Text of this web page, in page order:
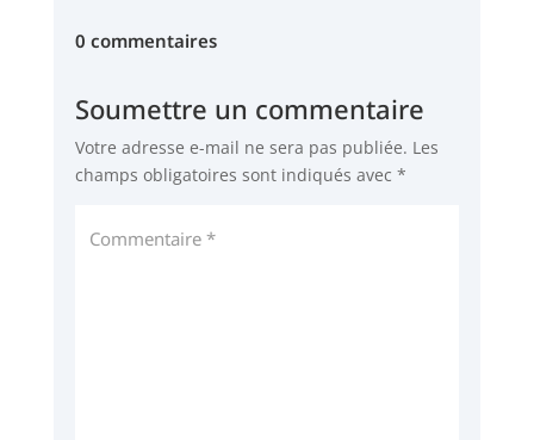
0 commentaires
Soumettre un commentaire
Votre adresse e-mail ne sera pas publiée. Les
champs obligatoires sont indiqués avec *